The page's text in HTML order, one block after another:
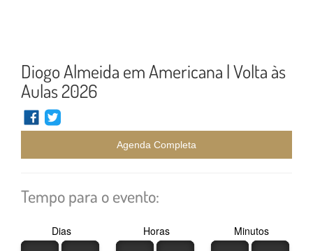
Diogo Almeida em Americana | Volta às
Aulas 2026
Agenda Completa
Tempo para o evento:
Dias Horas Minutos